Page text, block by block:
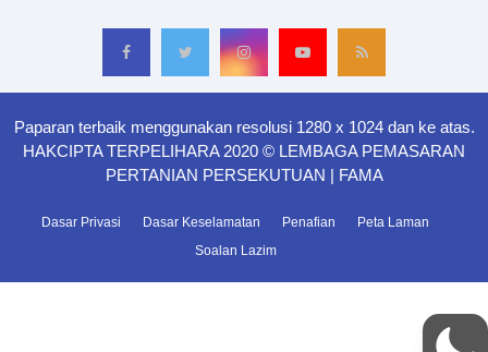
Paparan terbaik menggunakan resolusi 1280 x 1024 dan ke atas.
HAKCIPTA TERPELIHARA 2020 © LEMBAGA PEMASARAN
PERTANIAN PERSEKUTUAN | FAMA
Dasar Privasi Dasar Keselamatan Penafian
Peta Laman
Soalan Lazim